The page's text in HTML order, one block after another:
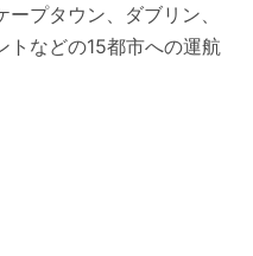
プタウン、ダブリン、
トなどの15都市への運航